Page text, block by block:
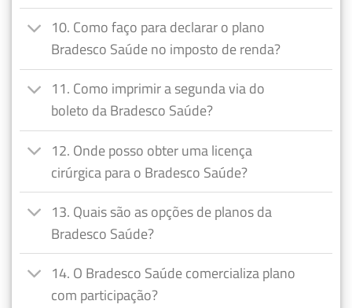
10. Como faço para declarar o plano
Bradesco Saúde no imposto de renda?
11. Como imprimir a segunda via do
boleto da Bradesco Saúde?
12. Onde posso obter uma licença
cirúrgica para o Bradesco Saúde?
13. Quais são as opções de planos da
Bradesco Saúde?
14. O Bradesco Saúde comercializa plano
com participação?